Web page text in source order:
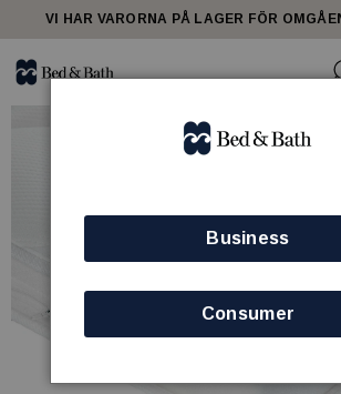
VI HAR VARORNA PÅ LAGER FÖR
Business
Consumer